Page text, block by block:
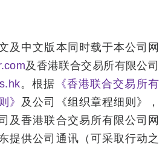
及中文版本同时载于本公司网
及香港联合交易所有限公司
。根据 《香港联合交易所有
》 及公司《组织章程细则》，
及香港联合交易所有限公司网
提供公司通讯（可采取行动之